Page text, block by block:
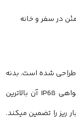
شده است. بدنه
این دستگاه در برابر سقوط مقاوم بوده و گواهی IP68 آن بالاترین
ریز را تضمین میکند.